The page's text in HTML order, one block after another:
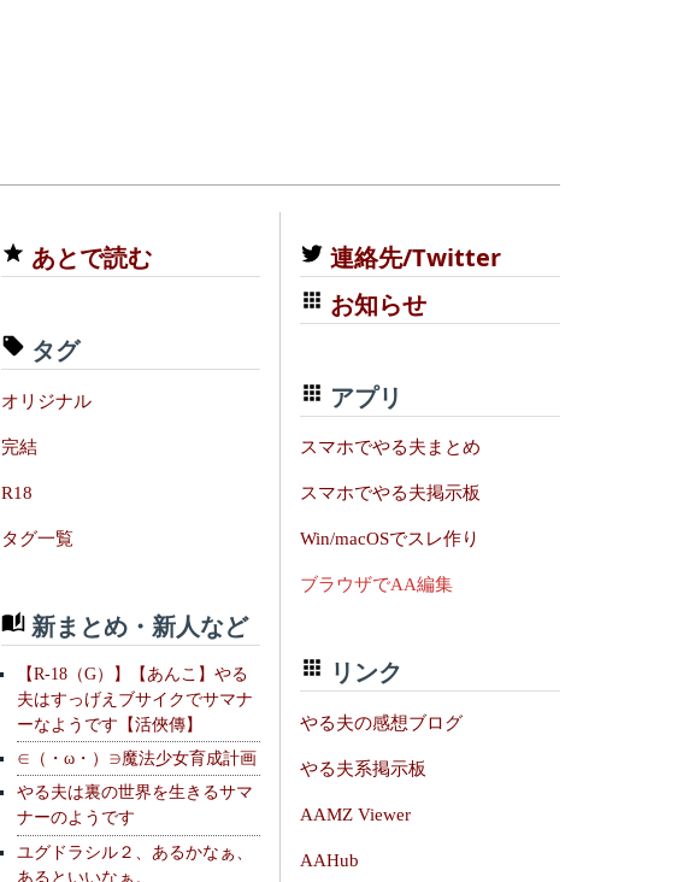
あとで読む
タグ
オリジナル
完結
R18
タグ一覧
新まとめ・新人など
【R-18（G）】【あんこ】やる
夫はすっげえブサイクでサマナ
ーなようです【活俠傳】
∈（・ω・）∋魔法少女育成計画
やる夫は裏の世界を生きるサマ
ナーのようです
ユグドラシル２、あるかなぁ、
あるといいなぁ。
連絡先/Twitter
お知らせ
アプリ
スマホでやる夫まとめ
スマホでやる夫掲示板
Win/macOSでスレ作り
ブラウザでAA編集
リンク
やる夫の感想ブログ
やる夫系掲示板
AAMZ Viewer
AAHub